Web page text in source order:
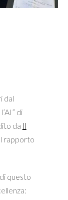
dal
di
da Il
rapporto
questo